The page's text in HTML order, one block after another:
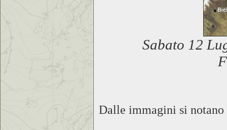
Sabato 12
Dalle immagini si